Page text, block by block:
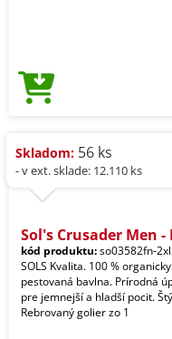
Skladom: 56 ks
- v ext. sklade: 12.110 ks
Sol's Crusader Men -
kód produktu:so03582fn-2xl
SOLS Kvalita. 100 % organicky
pestovaná bavlna. Prírodná
pre jemnejší a hladší pocit.
Rebrovaný golier zo 1